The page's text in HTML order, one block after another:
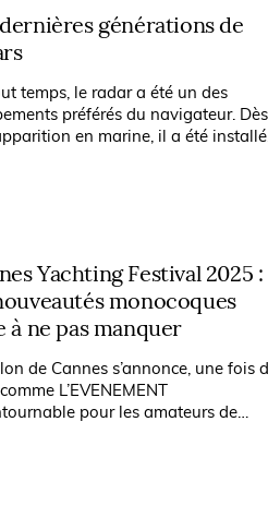
générations de
temps, le radar a été un des
préférés du navigateur. Dès
en marine, il a été installé
Yachting Festival 2025 :
monocoques
à ne pas manquer
de Cannes s’annonce, une fois
L’EVENEMENT
pour les amateurs de